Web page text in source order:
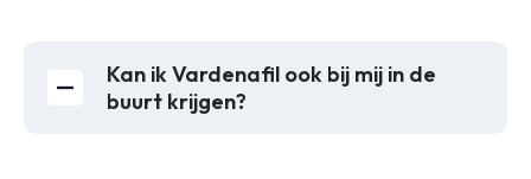
Kan ik Vardenafil ook bij mij in de
buurt krijgen?